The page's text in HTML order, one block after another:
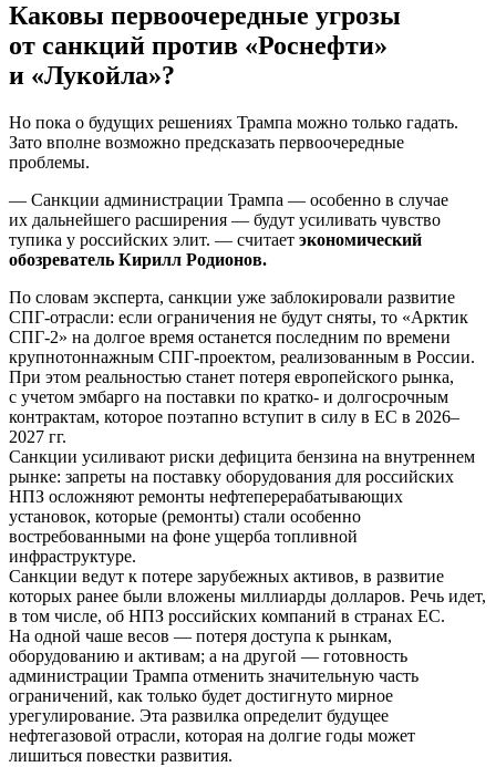
Каковы первоочередные угрозы
от санкций против «Роснефти»
и «Лукойла»?
Но пока о будущих решениях Трампа можно только гадать.
Зато вполне возможно предсказать первоочередные
проблемы.
— Санкции администрации Трампа — особенно в случае
их дальнейшего расширения — будут усиливать чувство
тупика у российских элит. — считает экономический
обозреватель Кирилл Родионов.
По словам эксперта, санкции уже заблокировали развитие
СПГ-отрасли: если ограничения не будут сняты, то «Арктик
СПГ-2» на долгое время останется последним по времени
крупнотоннажным СПГ-проектом, реализованным в России.
При этом реальностью станет потеря европейского рынка,
с учетом эмбарго на поставки по кратко- и долгосрочным
контрактам, которое поэтапно вступит в силу в ЕС в 2026–
2027 гг.
Санкции усиливают риски дефицита бензина на внутреннем
рынке: запреты на поставку оборудования для российских
НПЗ осложняют ремонты нефтеперерабатывающих
установок, которые (ремонты) стали особенно
востребованными на фоне ущерба топливной
инфраструктуре.
Санкции ведут к потере зарубежных активов, в развитие
которых ранее были вложены миллиарды долларов. Речь идет,
в том числе, об НПЗ российских компаний в странах ЕС.
На одной чаше весов — потеря доступа к рынкам,
оборудованию и активам; а на другой — готовность
администрации Трампа отменить значительную часть
ограничений, как только будет достигнуто мирное
урегулирование. Эта развилка определит будущее
нефтегазовой отрасли, которая на долгие годы может
лишиться повестки развития.